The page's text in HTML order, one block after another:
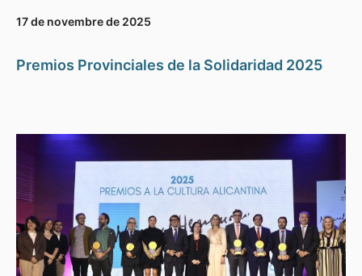
17 de novembre de 2025
Premios Provinciales de la Solidaridad 2025